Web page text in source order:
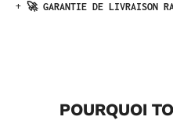
+ 🚀 GARANTIE DE LIVRAISON
POURQUOI